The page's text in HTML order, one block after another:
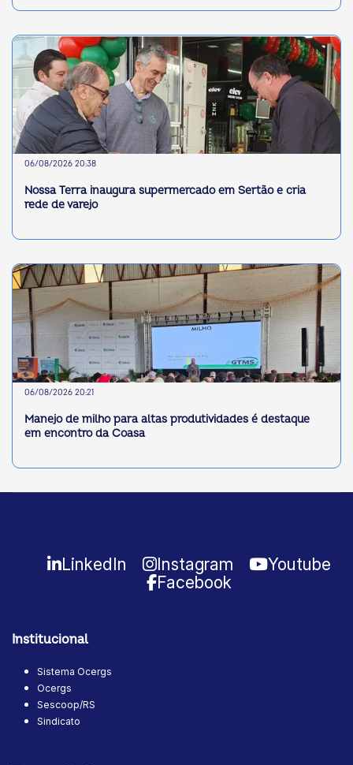
06/08/2026 20:38
Nossa Terra inaugura supermercado em Sertão e cria
rede de varejo
06/08/2026 20:21
Manejo de milho para altas produtividades é destaque
em encontro da Coasa
LinkedIn Instagram
Youtube
Facebook
Institucional
Sistema Ocergs
Ocergs
Sescoop/RS
Sindicato